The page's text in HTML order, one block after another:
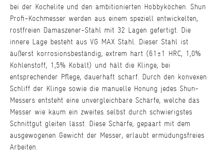
bei der Kochelite und den ambitionierten Hobbyköchen. Shun
Profi-Kochmesser werden aus einem speziell entwickelten,
rostfreien Damaszener-Stahl mit 32 Lagen gefertigt. Die
innere Lage besteht aus VG MAX Stahl. Dieser Stahl ist
äußerst korrosionsbeständig, extrem hart (61±1 HRC, 1,0%
Kohlenstoff, 1,5% Kobalt) und hält die Klinge, bei
entsprechender Pflege, dauerhaft scharf. Durch den konvexen
Schliff der Klinge sowie die manuelle Honung jedes Shun-
Messers entsteht eine unvergleichbare Schärfe, welche das
Messer wie kaum ein zweites selbst durch schwierigstes
Schnittgut gleiten lässt. Diese Schärfe, gepaart mit dem
ausgewogenen Gewicht der Messer, erlaubt ermüdungsfreies
Arbeiten.